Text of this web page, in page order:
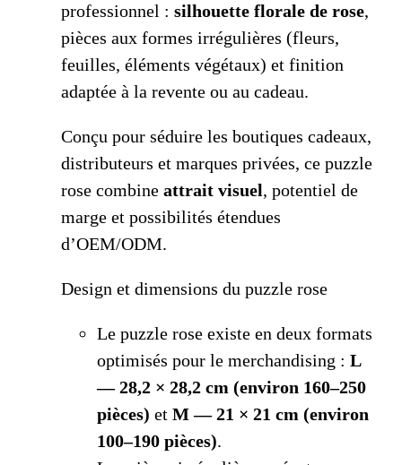
professionnel : silhouette florale de rose,
pièces aux formes irrégulières (fleurs,
feuilles, éléments végétaux) et finition
adaptée à la revente ou au cadeau.
Conçu pour séduire les boutiques cadeaux,
distributeurs et marques privées, ce puzzle
rose combine attrait visuel, potentiel de
marge et possibilités étendues
d’OEM/ODM.
Design et dimensions du puzzle rose
Le puzzle rose existe en deux formats
optimisés pour le merchandising : L
— 28,2 × 28,2 cm (environ 160–250
pièces) et M — 21 × 21 cm (environ
100–190 pièces).